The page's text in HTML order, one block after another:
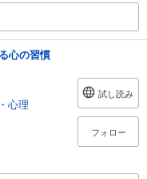
心の習慣
心理
試し読み
フォロー